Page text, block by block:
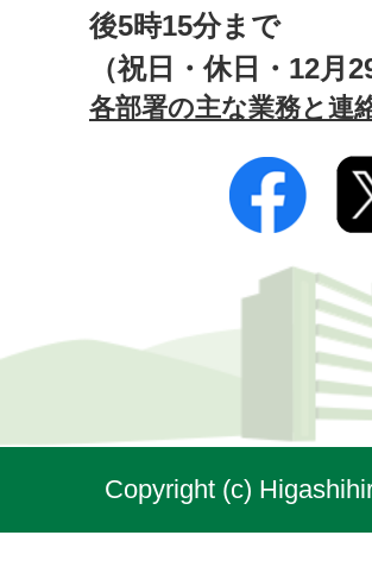
後5時15分まで
（祝日・休日・12月
各部署の主な業務と連
Copyright (c)